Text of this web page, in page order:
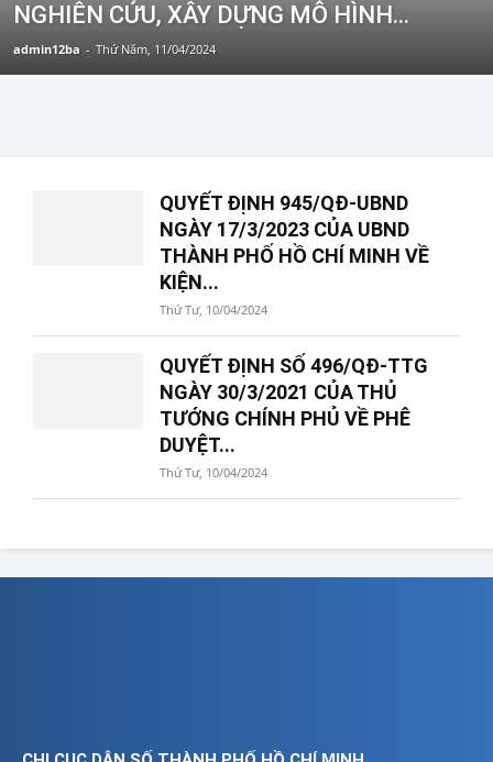
NGHIÊN CỨU, XÂY DỰNG MÔ HÌNH...
admin12ba - Thứ Năm, 11/04/2024
QUYẾT ĐỊNH 945/QĐ-UBND
NGÀY 17/3/2023 CỦA UBND
THÀNH PHỐ HỒ CHÍ MINH VỀ
KIỆN...
Thứ Tư, 10/04/2024
QUYẾT ĐỊNH SỐ 496/QĐ-TTG
NGÀY 30/3/2021 CỦA THỦ
TƯỚNG CHÍNH PHỦ VỀ PHÊ
DUYỆT...
Thứ Tư, 10/04/2024